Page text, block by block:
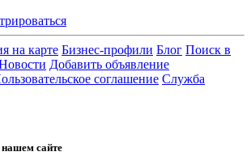
на карте Бизнес-профили Блог Поиск в
Добавить объявление
соглашение Служба
нашем сайте